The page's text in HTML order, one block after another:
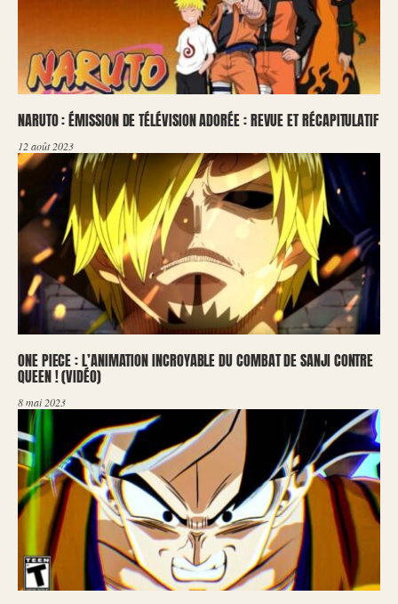
NARUTO : ÉMISSION DE TÉLÉVISION ADORÉE : REVUE ET RÉCAPITULATIF
12 août 2023
ONE PIECE : L’ANIMATION INCROYABLE DU COMBAT DE SANJI CONTRE
QUEEN ! (VIDÉO)
8 mai 2023